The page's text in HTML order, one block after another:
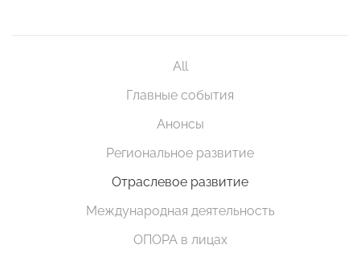
All
Главные события
Анонсы
Региональное развитие
Отраслевое развитие
Международная деятельность
ОПОРА в лицах